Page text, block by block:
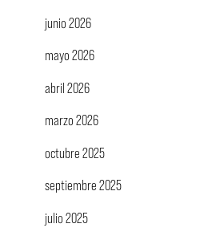
junio 2026
mayo 2026
abril 2026
marzo 2026
octubre 2025
septiembre 2025
julio 2025